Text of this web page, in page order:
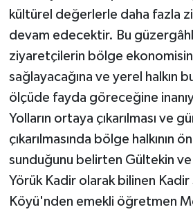
kültürel değerlerle daha fazla
devam edecektir. Bu
ziyaretçilerin bölge
sağlayacağına ve yerel halkın
ölçüde fayda göreceğine
Yolların ortaya çıkarılması ve
çıkarılmasında bölge halkının
sunduğunu belirten Gültekin
Yörük Kadir olarak bilinen
Köyü'nden emekli öğretmen